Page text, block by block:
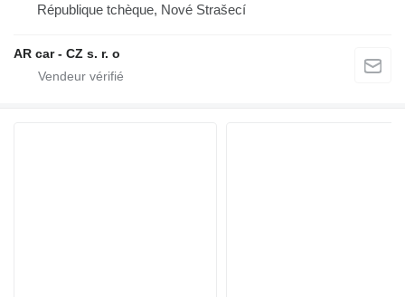
République tchèque, Nové Strašecí
AR car - CZ s. r. o